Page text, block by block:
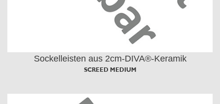
Sockelleisten aus 2cm-DIVA®-Keramik
SCREED MEDIUM